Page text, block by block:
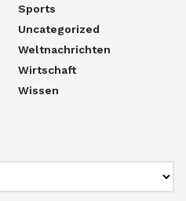
Sports
Uncategorized
Weltnachrichten
Wirtschaft
Wissen